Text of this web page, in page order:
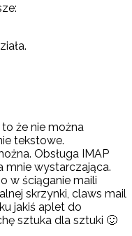
że nie można
tekstowe.
Obsługa IMAP
mnie wystarczająca.
w ściąganie maili
skrzynki, claws mail
jakiś aplet do
sztuka dla sztuki 🙂